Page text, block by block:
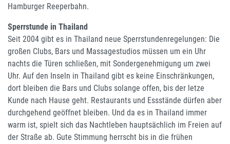
Hamburger Reeperbahn.
Sperrstunde in Thailand
Seit 2004 gibt es in Thailand neue Sperrstundenregelungen: Die
großen Clubs, Bars und Massagestudios müssen um ein Uhr
nachts die Türen schließen, mit Sondergenehmigung um zwei
Uhr. Auf den Inseln in Thailand gibt es keine Einschränkungen,
dort bleiben die Bars und Clubs solange offen, bis der letze
Kunde nach Hause geht. Restaurants und Essstände dürfen aber
durchgehend geöffnet bleiben. Und da es in Thailand immer
warm ist, spielt sich das Nachtleben hauptsächlich im Freien auf
der Straße ab. Gute Stimmung herrscht bis in die frühen